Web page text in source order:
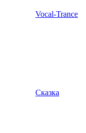
Vocal-Trance
Сказка